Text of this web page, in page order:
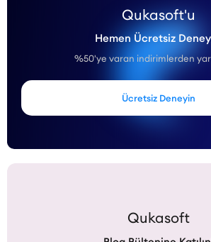
Qukasoft'u
Hemen Ücretsiz
%50'ye varan indirimlerden
Ücretsiz Deneyin
Qukasoft